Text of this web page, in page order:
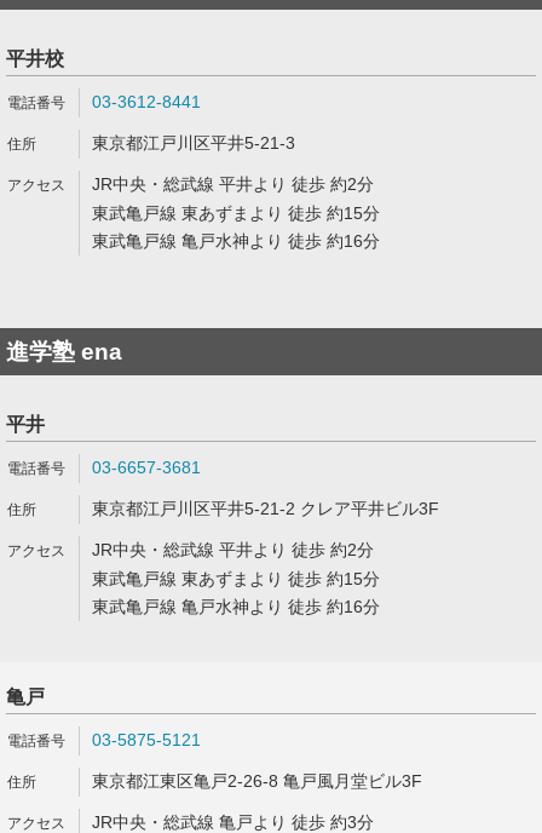
平井校
03-3612-8441
東京都江戸川区平井5-21-3
JR中央・総武線 平井より 徒歩 約2分
東武亀戸線 東あずまより 徒歩 約15分
東武亀戸線 亀戸水神より 徒歩 約16分
進学塾 ena
平井
03-6657-3681
東京都江戸川区平井5-21-2 クレア平井ビル3F
JR中央・総武線 平井より 徒歩 約2分
東武亀戸線 東あずまより 徒歩 約15分
東武亀戸線 亀戸水神より 徒歩 約16分
亀戸
03-5875-5121
東京都江東区亀戸2-26-8 亀戸風月堂ビル3F
JR中央・総武線 亀戸より 徒歩 約3分